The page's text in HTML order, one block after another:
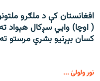
افغانستان کې د ملګرو
کسان بېړنیو بشري مرستو ته
نور ولولئ ...